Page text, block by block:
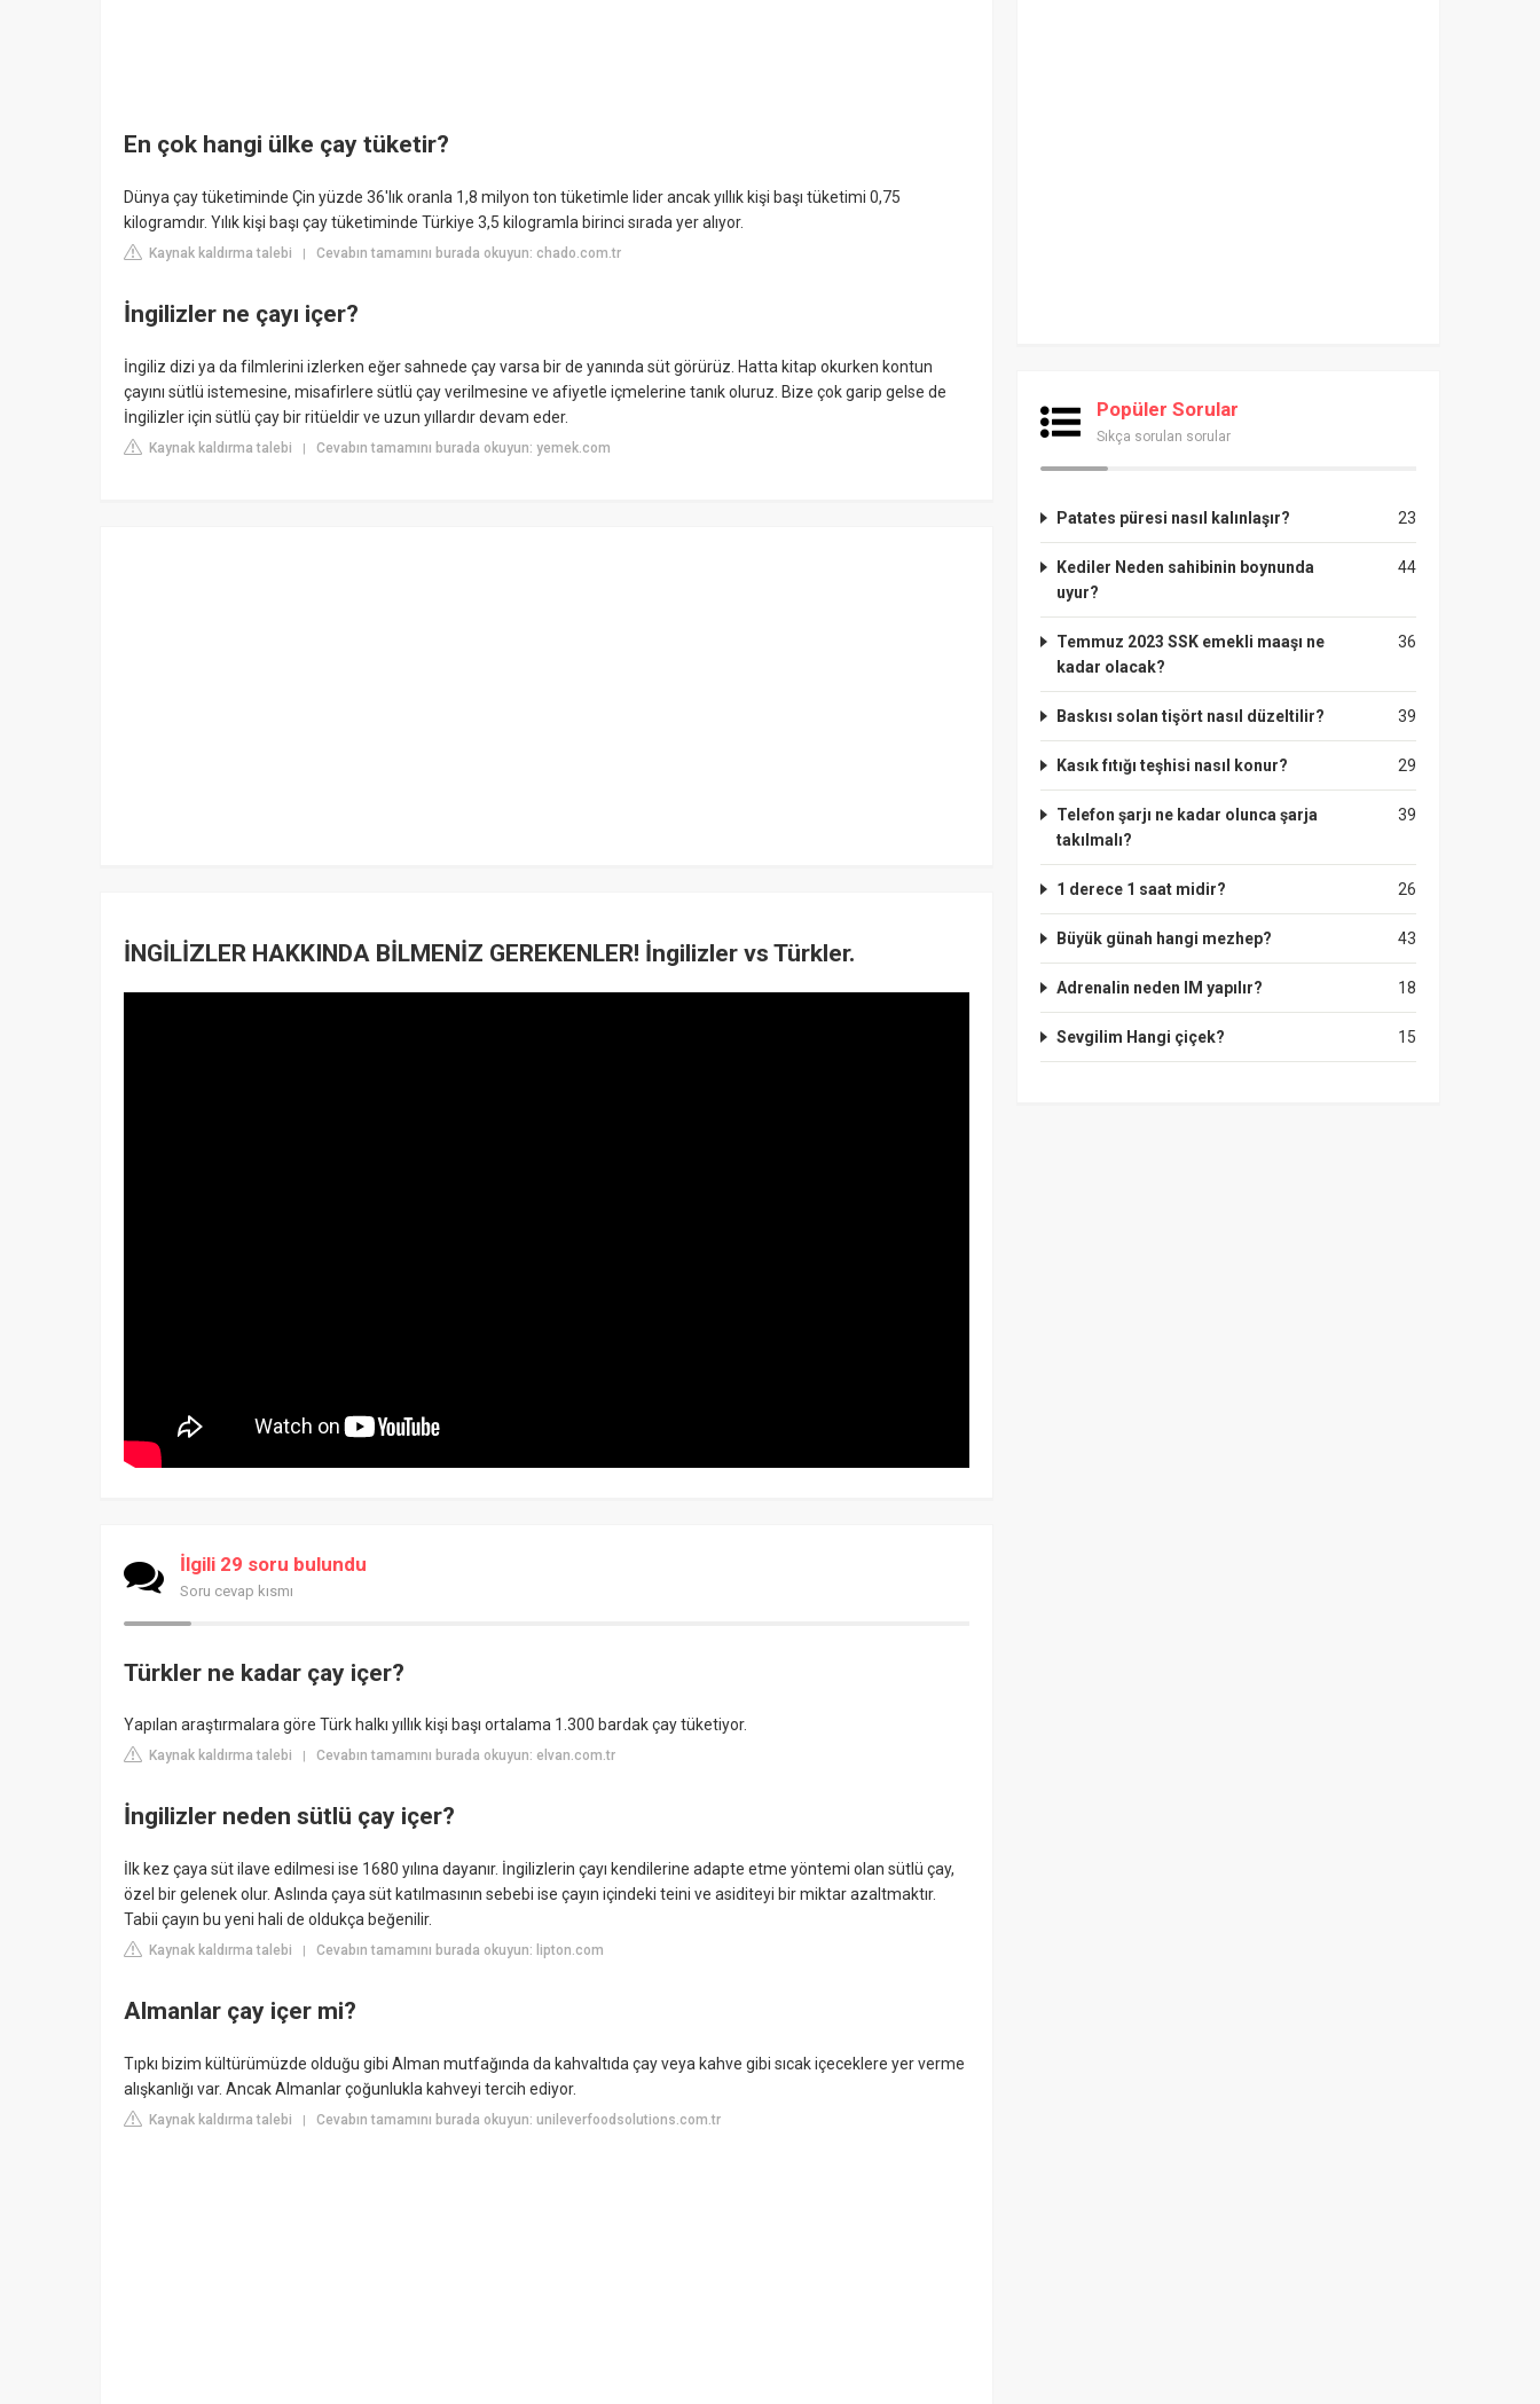
En çok hangi ülke çay tüketir?
Dünya çay tüketiminde Çin yüzde 36'lık oranla 1,8 milyon ton tüketimle lider ancak yıllık kişi başı tüketimi 0,75
kilogramdır. Yılık kişi başı çay tüketiminde Türkiye 3,5 kilogramla birinci sırada yer alıyor.
Kaynak kaldırma talebi | Cevabın tamamını burada okuyun: chado.com.tr
İngilizler ne çayı içer?
İngiliz dizi ya da filmlerini izlerken eğer sahnede çay varsa bir de yanında süt görürüz. Hatta kitap okurken kontun
çayını sütlü istemesine, misafirlere sütlü çay verilmesine ve afiyetle içmelerine tanık oluruz. Bize çok garip gelse de
İngilizler için sütlü çay bir ritüeldir ve uzun yıllardır devam eder.
Kaynak kaldırma talebi | Cevabın tamamını burada okuyun: yemek.com
İNGİLİZLER HAKKINDA BİLMENİZ GEREKENLER! İngilizler vs Türkler.
İlgili 29 soru bulundu
Soru cevap kısmı
Türkler ne kadar çay içer?
Yapılan araştırmalara göre Türk halkı yıllık kişi başı ortalama 1.300 bardak çay tüketiyor.
Kaynak kaldırma talebi | Cevabın tamamını burada okuyun: elvan.com.tr
İngilizler neden sütlü çay içer?
İlk kez çaya süt ilave edilmesi ise 1680 yılına dayanır. İngilizlerin çayı kendilerine adapte etme yöntemi olan sütlü çay,
özel bir gelenek olur. Aslında çaya süt katılmasının sebebi ise çayın içindeki teini ve asiditeyi bir miktar azaltmaktır.
Tabii çayın bu yeni hali de oldukça beğenilir.
Kaynak kaldırma talebi | Cevabın tamamını burada okuyun: lipton.com
Almanlar çay içer mi?
Tıpkı bizim kültürümüzde olduğu gibi Alman mutfağında da kahvaltıda çay veya kahve gibi sıcak içeceklere yer verme
alışkanlığı var. Ancak Almanlar çoğunlukla kahveyi tercih ediyor.
Kaynak kaldırma talebi | Cevabın tamamını burada okuyun: unileverfoodsolutions.com.tr
Popüler Sorular
Sıkça sorulan sorular
23
Patates püresi nasıl kalınlaşır?
44
Kediler Neden sahibinin boynunda
uyur?
36
Temmuz 2023 SSK emekli maaşı ne
kadar olacak?
39
Baskısı solan tişört nasıl düzeltilir?
29
Kasık fıtığı teşhisi nasıl konur?
39
Telefon şarjı ne kadar olunca şarja
takılmalı?
26
1 derece 1 saat midir?
43
Büyük günah hangi mezhep?
18
Adrenalin neden IM yapılır?
15
Sevgilim Hangi çiçek?